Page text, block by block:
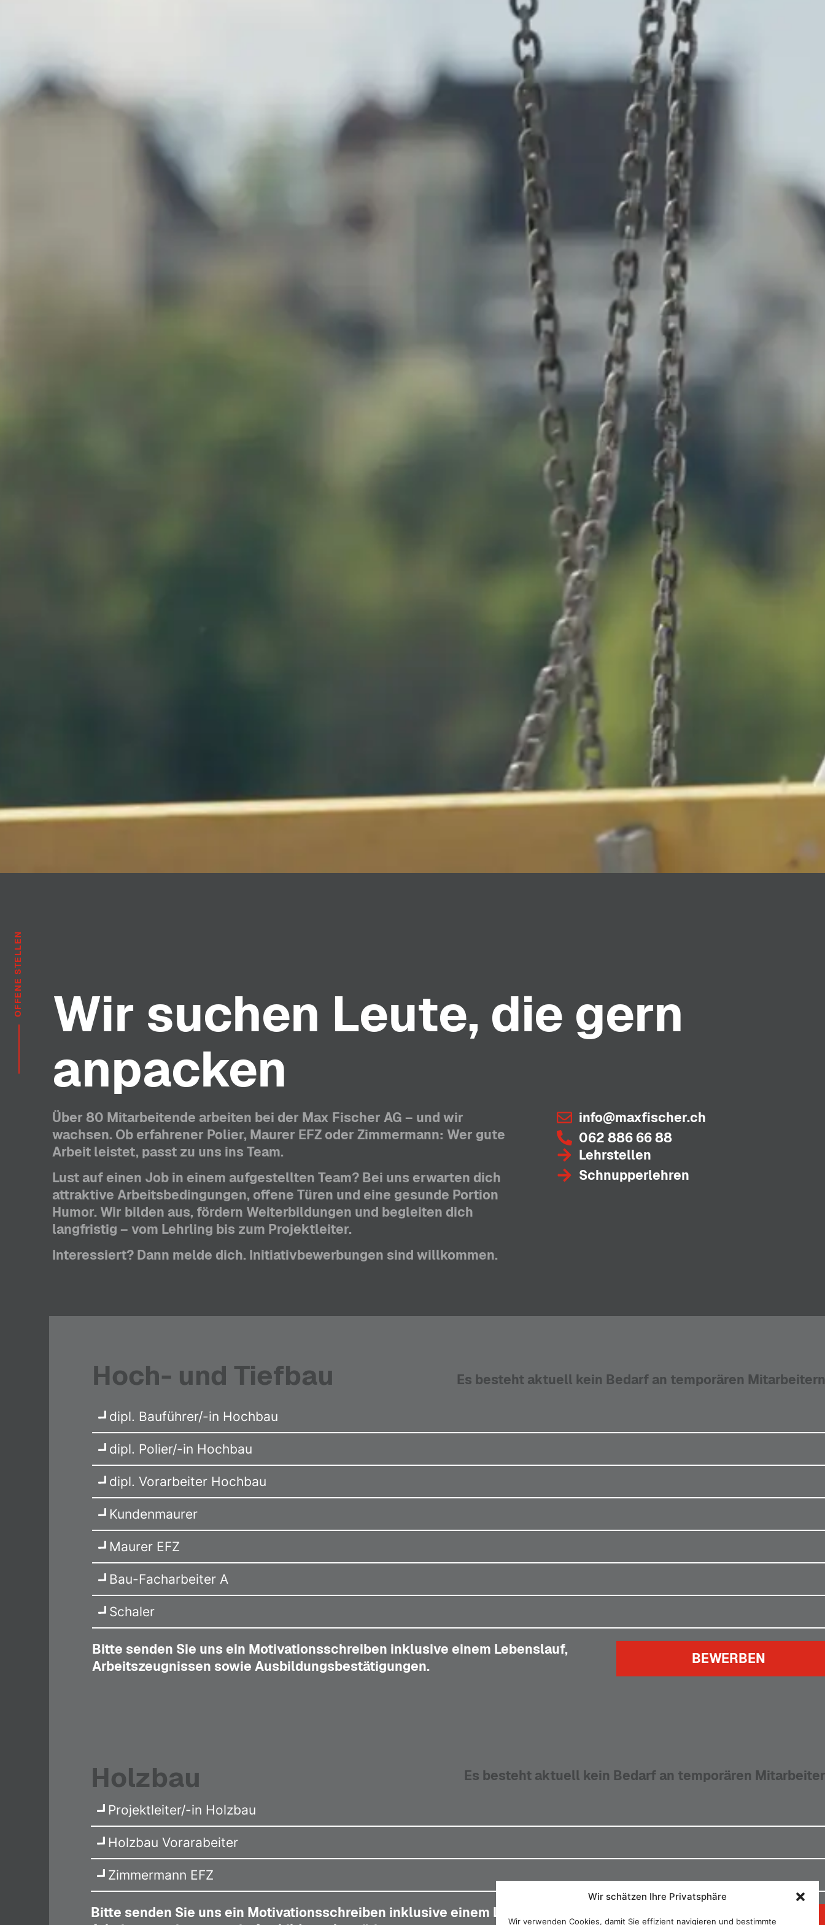
Wir schätzen Ihre Privatsphäre
Wir verwenden Cookies, damit Sie effizient navigieren und bestimmte
OFFENE STELLEN Wir suchen Leute, die gern
anpacken
Über 80 Mitarbeitende arbeiten bei der Max Fischer AG – und wir
wachsen. Ob erfahrener Polier, Maurer EFZ oder Zimmermann: Wer gute
Arbeit leistet, passt zu uns ins Team.
Lust auf einen Job in einem aufgestellten Team? Bei uns erwarten dich
attraktive Arbeitsbedingungen, offene Türen und eine gesunde Portion
Humor. Wir bilden aus, fördern Weiterbildungen und begleiten dich
langfristig – vom Lehrling bis zum Projektleiter.
Interessiert? Dann melde dich. Initiativbewerbungen sind willkommen.
info@maxfischer.ch
062 886 66 88
Lehrstellen
Schnupperlehren
Hoch- und Tiefbau Es besteht aktuell kein Bedarf an temporären
dipl. Bauführer/-in Hochbau
dipl. Polier/-in Hochbau
dipl. Vorarbeiter Hochbau
Kundenmaurer
Maurer EFZ
Bau-Facharbeiter A
Schaler
Bitte senden Sie uns ein Motivationsschreiben inklusive einem Lebenslauf,
Arbeitszeugnissen sowie Ausbildungsbestätigungen.
BEWERBEN
Holzbau Es besteht aktuell kein Bedarf an temporären
Projektleiter/-in Holzbau
Holzbau Vorarabeiter
Zimmermann EFZ
Bitte senden Sie uns ein Motivationsschreiben inklusive einem Lebenslauf,
BEWERBEN